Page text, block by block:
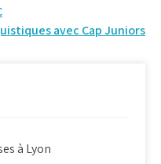
avec Cap Juniors
à Lyon